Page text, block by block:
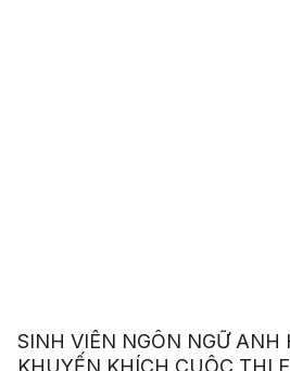
SINH VIÊN NGÔN NGỮ ANH
KHUYẾN KHÍCH CUỘC THI